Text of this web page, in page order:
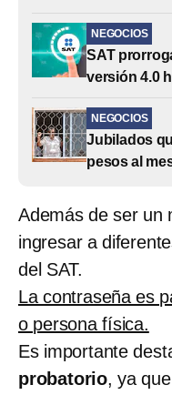
NEGOCIOS
SAT
versión 4.0
NEGOCIOS
Jubilados
pesos al
Además de ser un
ingresar a
del SAT.
La contraseña es
o persona física.
Es importante
probatorio, ya